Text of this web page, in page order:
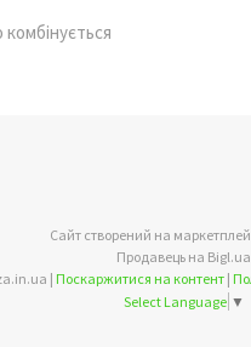
Сайт створений на
Продавець на Bigl.ua
optbaza.in.ua | Поскаржитися на контент |
Select Language ▼